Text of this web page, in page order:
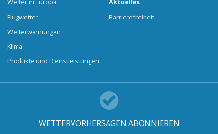
Wetter in Europa
Flugwetter
Wetterwarnungen
Klima
Produkte und Dienstleistungen
Aktuelles
Barrierefreiheit
WETTERVORHERSAGEN ABONNIEREN